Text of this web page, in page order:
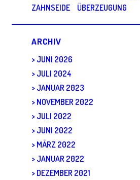
ZAHNSEIDE
ÜBERZEUGUNG
ARCHIV
JUNI 2026
JULI 2024
JANUAR 2023
NOVEMBER 2022
JULI 2022
JUNI 2022
MÄRZ 2022
JANUAR 2022
DEZEMBER 2021